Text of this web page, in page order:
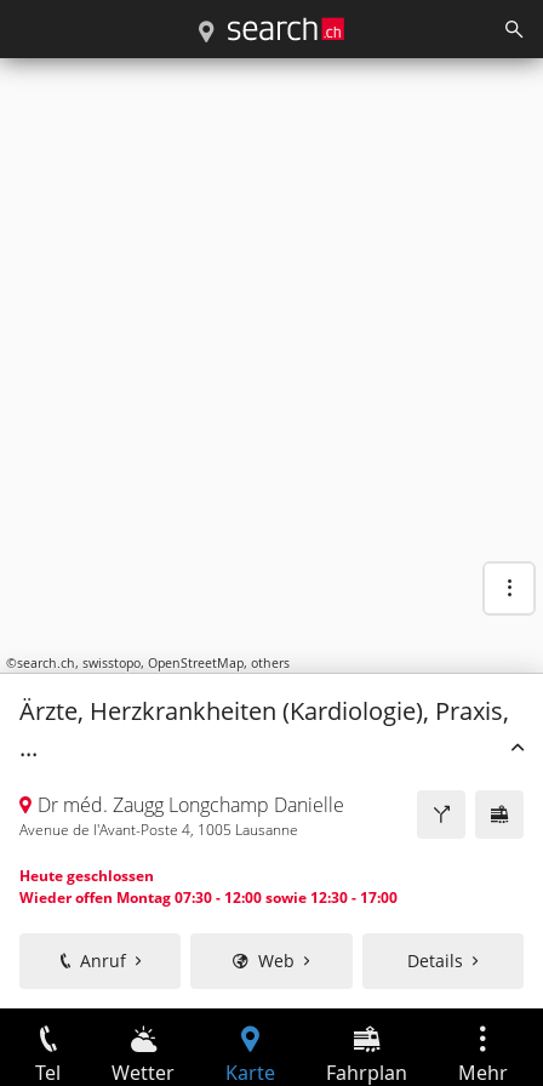
©search.ch, swisstopo, OpenStreetMap, others
Ärzte, Herzkrankheiten (Kardiologie), Praxis,
...
Dr méd. Zaugg Longchamp Danielle
Avenue de l'Avant-Poste 4, 1005 Lausanne
Heute geschlossen
Wieder offen Montag 07:30 - 12:00 sowie 12:30 - 17:00
Anruf Web Details
Tel Wetter Karte Fahrplan Mehr